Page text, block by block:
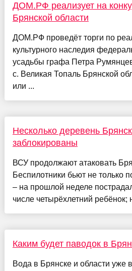
ДОМ.РФ реализует на
Брянской области
ДОМ.РФ проведёт торги по
культурного наследия
усадьбы графа Петра
с. Великая Топаль Брянской
или ...
Несколько деревень
заблокированы
ВСУ продолжают атаковать
Беспилотники бьют не только
– на прошлой неделе
числе четырёхлетний ребёнок;
Каким будет паводок в
Вода в Брянске и области уже